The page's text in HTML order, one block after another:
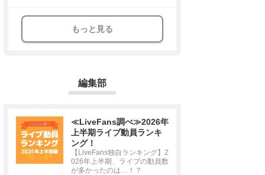
もっと見る
編集部
≪LiveFans調べ≫2026年
上半期ライブ動員ランキ
ング！
【LiveFans独自ランキング】2
026年上半期、ライブの動員数
が多かったのは…！？